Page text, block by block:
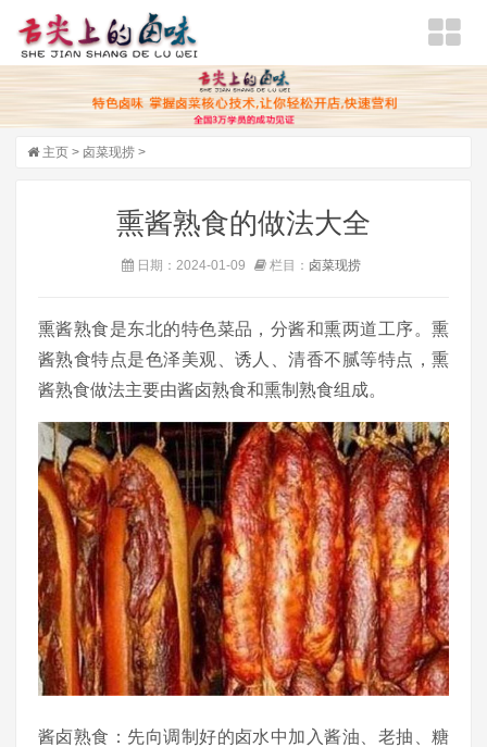
主页 > 卤菜现捞 >
熏酱熟食的做法大全
日期：2024-01-09 栏目： 卤菜现捞
熏酱熟食是东北的特色菜品，分酱和熏两道工序。熏
酱熟食特点是色泽美观、诱人、清香不腻等特点，熏
酱熟食做法主要由酱卤熟食和熏制熟食组成。
酱卤熟食：先向调制好的卤水中加入酱油、老抽、糖